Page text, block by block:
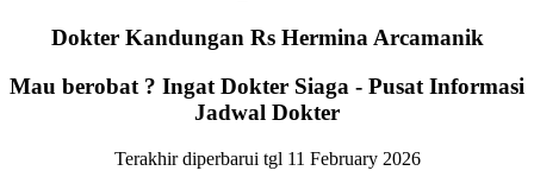
Dokter Kandungan Rs Hermina Arcamanik
Mau berobat ? Ingat Dokter Siaga - Pusat Informasi
Jadwal Dokter
Terakhir diperbarui tgl 11 February 2026